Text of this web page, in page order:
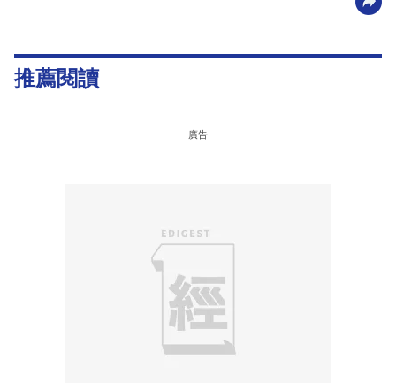
推薦閱讀
廣告